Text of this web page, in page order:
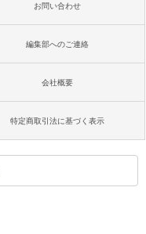
お問い合わせ
編集部へのご連絡
会社概要
特定商取引法に基づく表示